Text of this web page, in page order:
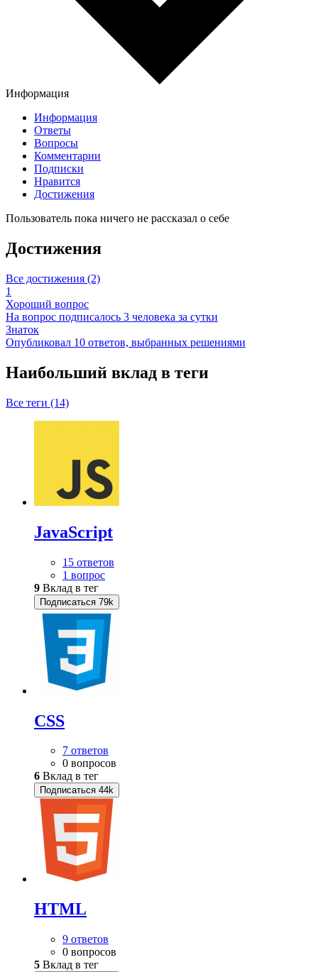
Информация
Информация
Ответы
Вопросы
Комментарии
Подписки
Нравится
Достижения
Пользователь пока ничего не рассказал о себе
Достижения
Все достижения (2)
1
Хороший вопрос
На вопрос подписалось 3 человека за сутки
Знаток
Опубликовал 10 ответов, выбранных решениями
Наибольший вклад в теги
Все теги (14)
JavaScript
15 ответов
1 вопрос
9 Вклад в тег
Подписаться 79k
CSS
7 ответов
0 вопросов
6 Вклад в тег
Подписаться 44k
HTML
9 ответов
0 вопросов
5 Вклад в тег